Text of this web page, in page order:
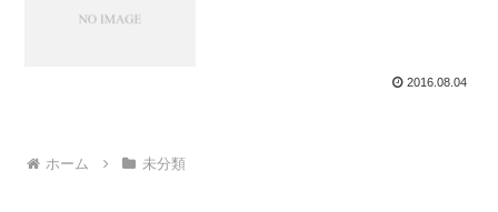
2016.08.04
ホーム 未分類